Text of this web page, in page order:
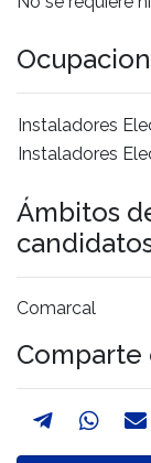
Instaladores
Instaladores
Ámbitos
Comarcal